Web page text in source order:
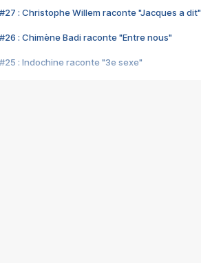
#27 : Christophe Willem raconte "Jacques a dit"
#26 : Chimène Badi raconte "Entre nous"
#25 : Indochine raconte "3e sexe"